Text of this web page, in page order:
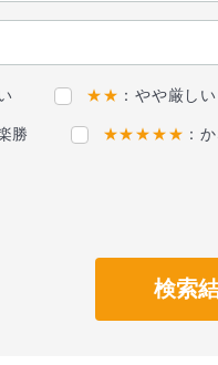
★★ ：やや厳しい
勝 ★★★★★ ：
検索